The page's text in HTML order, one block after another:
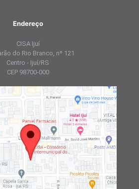
Endereço
CISA Ijuí
do Rio Branco, nº 121
Centro - Ijuí/RS
CEP 98700-000